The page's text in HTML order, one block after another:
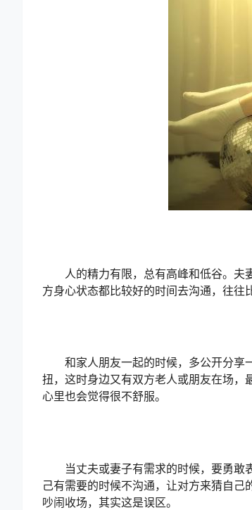
人的精力有限，总有高峰和低谷。夫
方身心状态都比较好的时间去沟通，往往
和家人朋友一起的时候，多公开分享一
扭，这时身边又有双方老人或朋友在场，
心里也会觉得很不舒服。
当丈夫或妻子有需求的时候，要勇敢
己有需要的时候不沟通，让对方来猜自
吵闹收场，其实这是误区。